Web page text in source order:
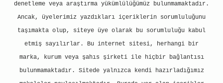
denetleme veya araştırma yükümlülüğümüz bulunmamaktadır.
Ancak, üyelerimiz yazdıkları içeriklerin sorumluluğunu
taşımakta olup, siteye üye olarak bu sorumluluğu kabul
etmiş sayılırlar. Bu internet sitesi, herhangi bir
marka, kurum veya şahıs şirketi ile hiçbir bağlantısı
bulunmamaktadır. Sitede yalnızca kendi hazırladığımız